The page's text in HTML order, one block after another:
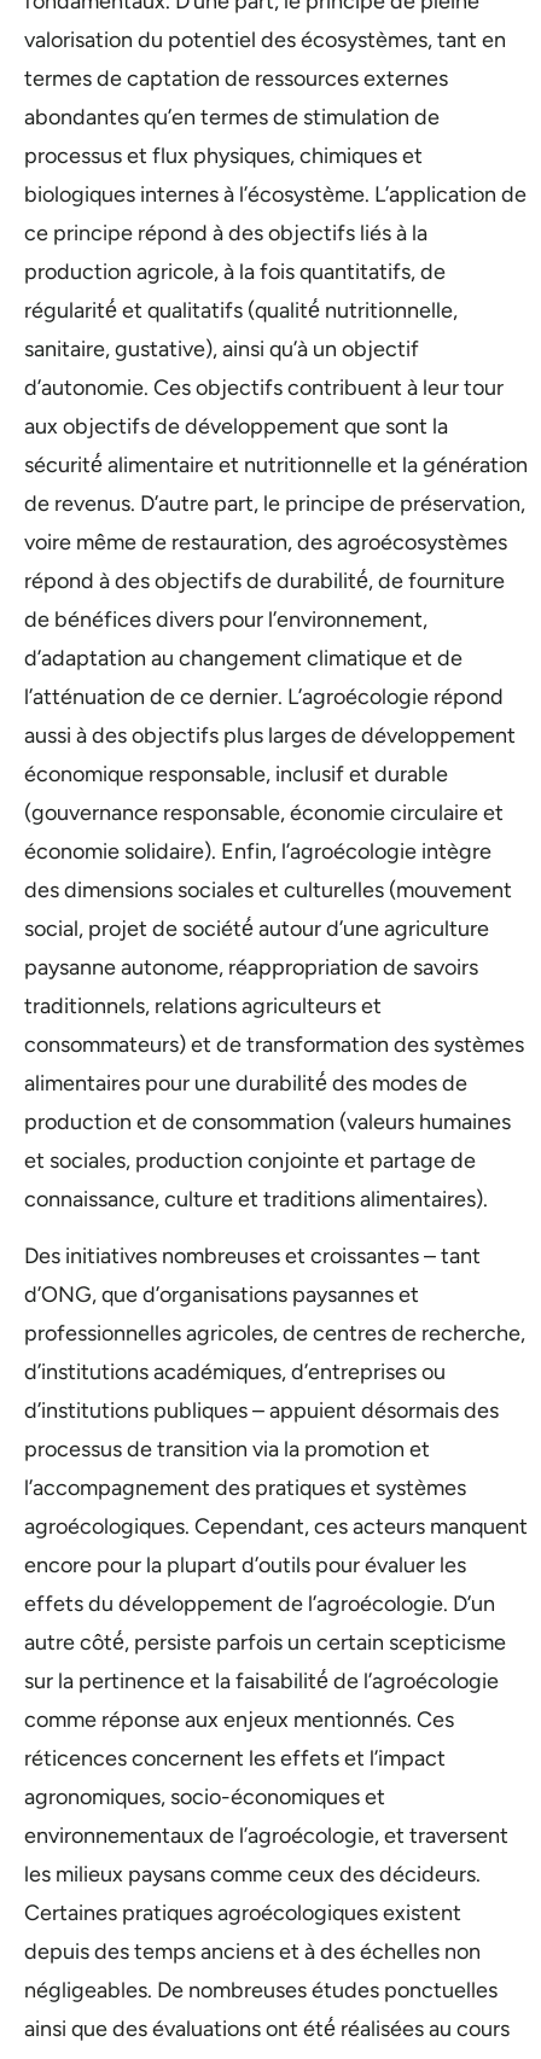
valorisation du potentiel des écosystèmes, tant en
termes de captation de ressources externes
abondantes qu’en termes de stimulation de
processus et flux physiques, chimiques et
biologiques internes à l’écosystème. L’application de
ce principe répond à des objectifs liés à la
production agricole, à la fois quantitatifs, de
régularité́ et qualitatifs (qualité́ nutritionnelle,
sanitaire, gustative), ainsi qu’à un objectif
d’autonomie. Ces objectifs contribuent à leur tour
aux objectifs de développement que sont la
sécurité́ alimentaire et nutritionnelle et la génération
de revenus. D’autre part, le principe de préservation,
voire même de restauration, des agroécosystèmes
répond à des objectifs de durabilité́, de fourniture
de bénéfices divers pour l’environnement,
d’adaptation au changement climatique et de
l’atténuation de ce dernier. L’agroécologie répond
aussi à des objectifs plus larges de développement
économique responsable, inclusif et durable
(gouvernance responsable, économie circulaire et
économie solidaire). Enfin, l’agroécologie intègre
des dimensions sociales et culturelles (mouvement
social, projet de société́ autour d’une agriculture
paysanne autonome, réappropriation de savoirs
traditionnels, relations agriculteurs et
consommateurs) et de transformation des systèmes
alimentaires pour une durabilité́ des modes de
production et de consommation (valeurs humaines
et sociales, production conjointe et partage de
connaissance, culture et traditions alimentaires).
Des initiatives nombreuses et croissantes – tant
d’ONG, que d’organisations paysannes et
professionnelles agricoles, de centres de recherche,
d’institutions académiques, d’entreprises ou
d’institutions publiques – appuient désormais des
processus de transition via la promotion et
l’accompagnement des pratiques et systèmes
agroécologiques. Cependant, ces acteurs manquent
encore pour la plupart d’outils pour évaluer les
effets du développement de l’agroécologie. D’un
autre côté́, persiste parfois un certain scepticisme
sur la pertinence et la faisabilité́ de l’agroécologie
comme réponse aux enjeux mentionnés. Ces
réticences concernent les effets et l’impact
agronomiques, socio-économiques et
environnementaux de l’agroécologie, et traversent
les milieux paysans comme ceux des décideurs.
Certaines pratiques agroécologiques existent
depuis des temps anciens et à des échelles non
négligeables. De nombreuses études ponctuelles
ainsi que des évaluations ont été́ réalisées au cours